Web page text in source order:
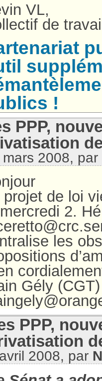
VL,
de
!
PPP,
mars 2008, par
projet de loi
2.
les
Gély (CGT)
PPP,
2008, par